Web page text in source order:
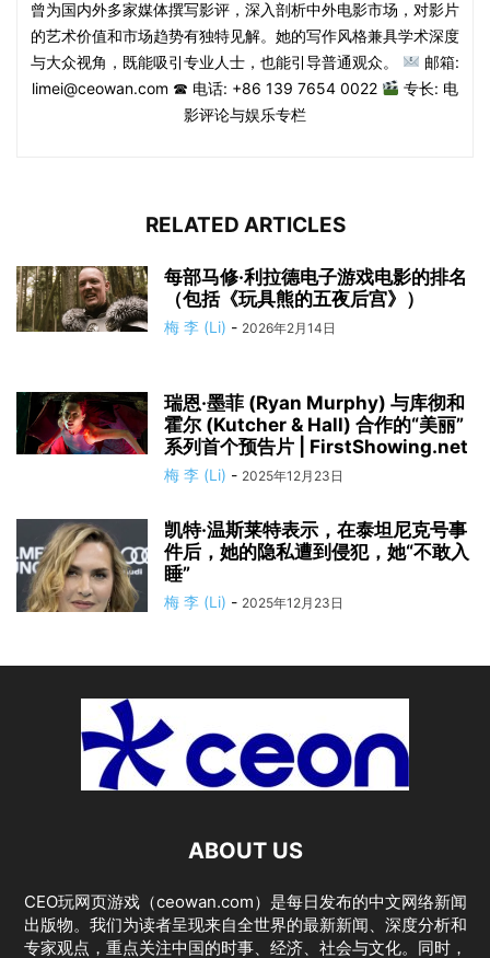
曾为国内外多家媒体撰写影评，深入剖析中外电影市场，对影片
的艺术价值和市场趋势有独特见解。她的写作风格兼具学术深度
与大众视角，既能吸引专业人士，也能引导普通观众。
邮箱:
limei@ceowan.com ☎ 电话: +86 139 7654 0022
专长: 电
影评论与娱乐专栏
RELATED ARTICLES
每部马修·利拉德电子游戏电影的排名
（包括《玩具熊的五夜后宫》）
梅 李 (Li) - 2026年2月14日
瑞恩·墨菲 (Ryan Murphy) 与库彻和
霍尔 (Kutcher & Hall) 合作的“美丽”
系列首个预告片 | FirstShowing.net
梅 李 (Li) - 2025年12月23日
凯特·温斯莱特表示，在泰坦尼克号事
件后，她的隐私遭到侵犯，她“不敢入
睡”
梅 李 (Li) - 2025年12月23日
ABOUT US
CEO玩网页游戏（ceowan.com）是每日发布的中文网络新闻
出版物。我们为读者呈现来自全世界的最新新闻、深度分析和
专家观点，重点关注中国的时事、经济、社会与文化。同时，